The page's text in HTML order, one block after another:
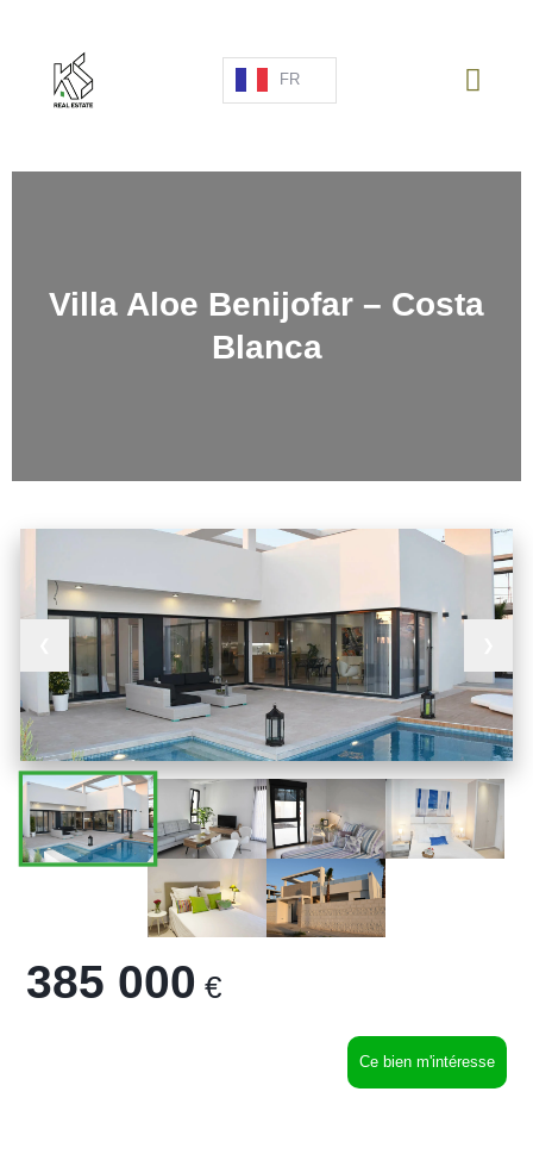
FR
Villa Aloe Benijofar – Costa
Blanca
LOCATION
ESPAGNE
A PROPOS
385 000 €
Ce bien m'intéresse